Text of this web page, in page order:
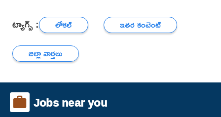
ట్యాగ్స్ : లోకల్
ఇతర కంటెంట్
జిల్లా వార్తలు
Jobs near you